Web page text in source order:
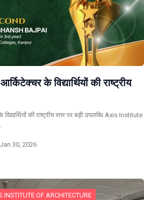
के विद्यार्थियों की राष्ट्रीय
की राष्ट्रीय स्तर पर बड़ी उपलब्धि Axis Institute
Jan 30, 2026
INSTITUTE OF ARCHITECTURE